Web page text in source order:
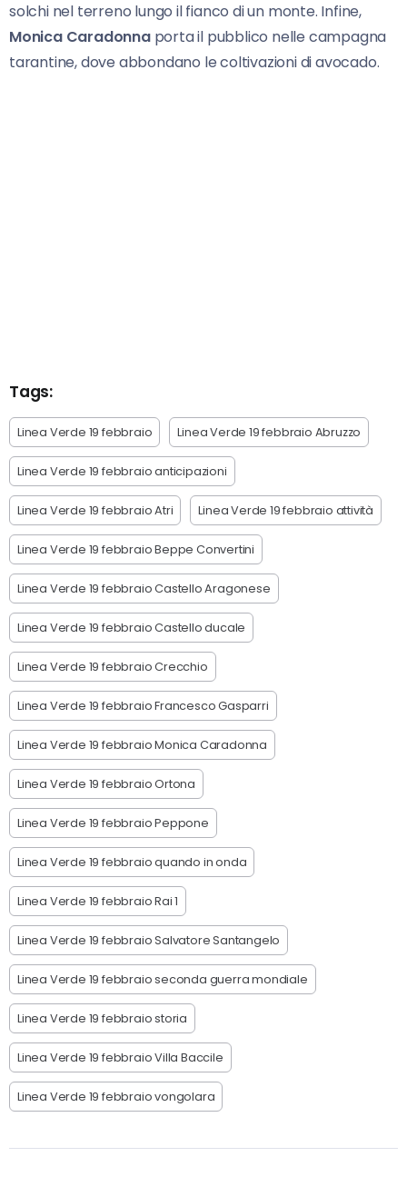
solchi nel terreno lungo il fianco di un monte. Infine,
Monica Caradonnaporta il pubblico nelle campagna
tarantine, dove abbondano le coltivazioni di avocado.
Tags:
Linea Verde 19 febbraio Linea Verde 19 febbraio Abruzzo
Linea Verde 19 febbraio anticipazioni
Linea Verde 19 febbraio Atri Linea Verde 19 febbraio attività
Linea Verde 19 febbraio Beppe Convertini
Linea Verde 19 febbraio Castello Aragonese
Linea Verde 19 febbraio Castello ducale
Linea Verde 19 febbraio Crecchio
Linea Verde 19 febbraio Francesco Gasparri
Linea Verde 19 febbraio Monica Caradonna
Linea Verde 19 febbraio Ortona
Linea Verde 19 febbraio Peppone
Linea Verde 19 febbraio quando in onda
Linea Verde 19 febbraio Rai 1
Linea Verde 19 febbraio Salvatore Santangelo
Linea Verde 19 febbraio seconda guerra mondiale
Linea Verde 19 febbraio storia
Linea Verde 19 febbraio Villa Baccile
Linea Verde 19 febbraio vongolara